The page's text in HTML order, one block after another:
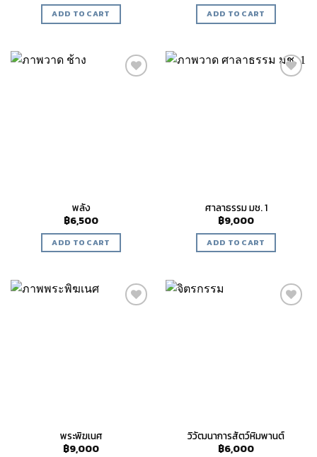
ADD TO CART ADD TO CART
พลัง
฿6,500
ADD TO CART
ศาลาธรรม มช. 1
฿9,000
ADD TO CART
พระพิฆเนศ
฿9,000
วิวัฒนาการสัตว์หิมพานต์
฿6,000